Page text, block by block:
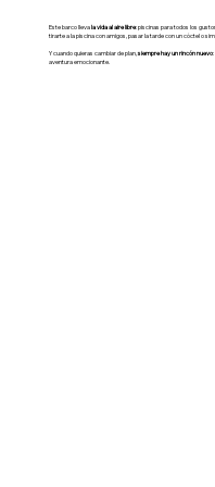
Este barco llevala vida al aire libre: piscinas para todos los
tirarte a la piscina con amigos, pasar la tarde con un cóctel o
Y cuando quieras cambiar de plan,siempre hay un rincón nuevo:
aventura emocionante.